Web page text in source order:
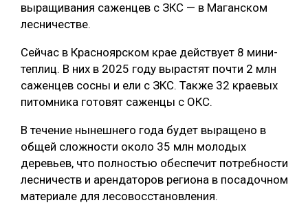
выращивания саженцев с ЗКС — в Маганском
лесничестве.
Сейчас в Красноярском крае действует 8 мини-
теплиц. В них в 2025 году вырастят почти 2 млн
саженцев сосны и ели с ЗКС. Также 32 краевых
питомника готовят саженцы с ОКС.
В течение нынешнего года будет выращено в
общей сложности около 35 млн молодых
деревьев, что полностью обеспечит потребности
лесничеств и арендаторов региона в посадочном
материале для лесовосстановления.